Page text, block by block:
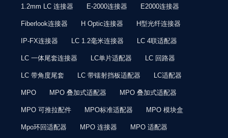
1.2mm LC 连接器 E-2000连接器 E2000连接器
Fiberlook连接器 H Optic连接器 H型光纤连接器
IP-FX连接器 LC 1.2毫米连接器 LC 4联适配器
LC 一体尾套连接器 LC单片适配器 LC 回路器
LC 带角度尾套 LC 带镭射挡板适配器 LC适配器
MPO MPO 叠加式适配器 MPO 叠加式适配器
MPO 可推拉配件 MPO标准适配器 MPO 模块盒
Mpo环回适配器 MPO 连接器 MPO 适配器